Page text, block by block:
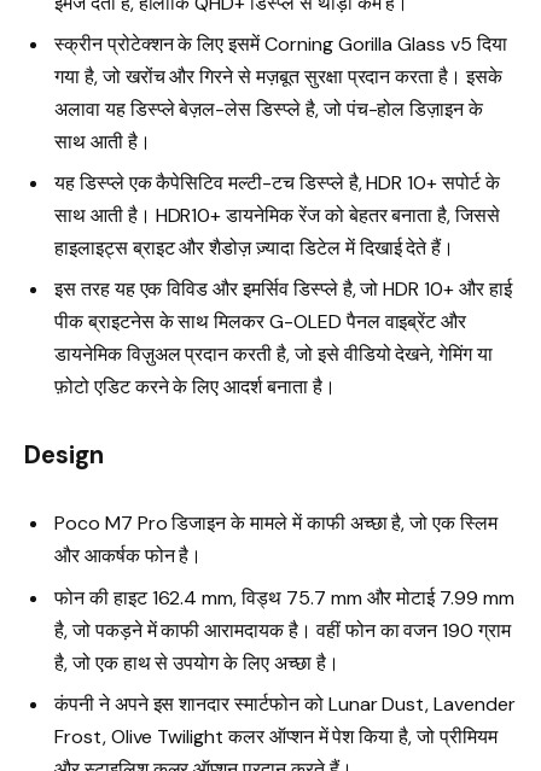
स्क्रीन प्रोटेक्शन के लिए इसमें Corning Gorilla Glass v5 दिया
गया है, जो खरोंच और गिरने से मज़बूत सुरक्षा प्रदान करता है। इसके
अलावा यह डिस्प्ले बेज़ल-लेस डिस्प्ले है, जो पंच-होल डिज़ाइन के
साथ आती है।
यह डिस्प्ले एक कैपेसिटिव मल्टी-टच डिस्प्ले है, HDR 10+ सपोर्ट के
साथ आती है। HDR10+ डायनेमिक रेंज को बेहतर बनाता है, जिससे
हाइलाइट्स ब्राइट और शैडोज़ ज़्यादा डिटेल में दिखाई देते हैं।
इस तरह यह एक विविड और इमर्सिव डिस्प्ले है, जो HDR 10+ और हाई
पीक ब्राइटनेस के साथ मिलकर G-OLED पैनल वाइब्रेंट और
डायनेमिक विज़ुअल प्रदान करती है, जो इसे वीडियो देखने, गेमिंग या
फ़ोटो एडिट करने के लिए आदर्श बनाता है।
Design
Poco M7 Pro डिजाइन के मामले में काफी अच्छा है, जो एक स्लिम
और आकर्षक फोन है।
फोन की हाइट 162.4 mm, विड्थ 75.7 mm और मोटाई 7.99 mm
है, जो पकड़ने में काफी आरामदायक है। वहीं फोन का वजन 190 ग्राम
है, जो एक हाथ से उपयोग के लिए अच्छा है।
कंपनी ने अपने इस शानदार स्मार्टफोन को Lunar Dust, Lavender
Frost, Olive Twilight कलर ऑप्शन में पेश किया है, जो प्रीमियम